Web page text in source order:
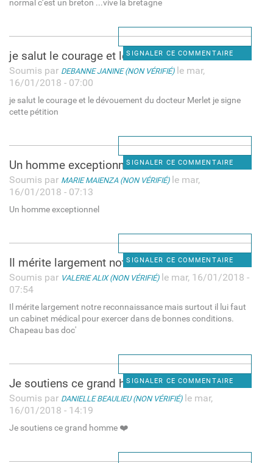
normal c’est un breton ...vive la bretagne
SIGNALER CE COMMENTAIRE
je salut le courage et le
Soumis par DEBANNE JANINE (NON VÉRIFIÉ)le mar,
16/01/2018 - 07:00
je salut le courage et le dévouement du docteur Merlet je signe
cette pétition
SIGNALER CE COMMENTAIRE
Un homme exceptionnel
Soumis par MARIE MAIENZA (NON VÉRIFIÉ)le mar,
16/01/2018 - 07:13
Un homme exceptionnel
SIGNALER CE COMMENTAIRE
Il mérite largement notre
Soumis par VALERIE ALIX (NON VÉRIFIÉ)le mar, 16/01/2018 -
07:54
Il mérite largement notre reconnaissance mais surtout il lui faut
un cabinet médical pour exercer dans de bonnes conditions.
Chapeau bas doc'
SIGNALER CE COMMENTAIRE
Je soutiens ce grand homme ❤️
Soumis par DANIELLE BEAULIEU (NON VÉRIFIÉ)le mar,
16/01/2018 - 14:19
Je soutiens ce grand homme ❤️